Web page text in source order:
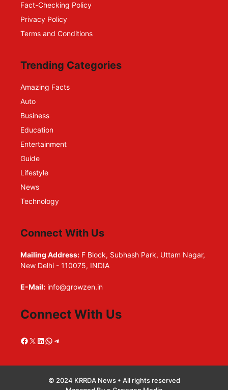
Fact-Checking Policy
Privacy Policy
Terms and Conditions
Trending Categories
Amazing Facts
Auto
Business
Education
Entertainment
Guide
Lifestyle
News
Technology
Connect With Us
Mailing Address: F Block, Subhash Park, Uttam Nagar,
New Delhi - 110075, INDIA
E-Mail: info@growzen.in
Connect With Us
Facebook
X LinkedIn
WhatsApp
Telegram
© 2024 KRRDA News • All rights reserved